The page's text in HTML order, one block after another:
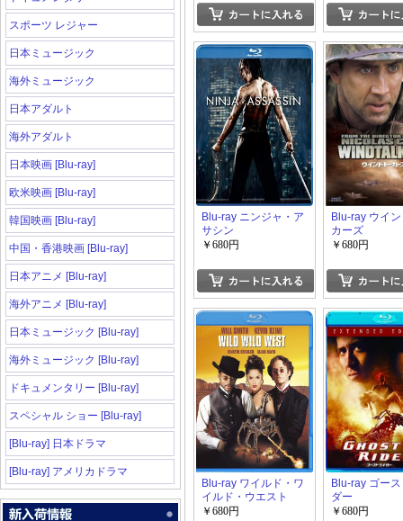
スポーツ レジャー
日本ミュージック
海外ミュージック
日本アダルト
海外アダルト
日本映画 [Blu-ray]
欧米映画 [Blu-ray]
韓国映画 [Blu-ray]
中国・香港映画 [Blu-ray]
日本アニメ [Blu-ray]
海外アニメ [Blu-ray]
日本ミュージック [Blu-ray]
海外ミュージック [Blu-ray]
ドキュメンタリー [Blu-ray]
スペシャル ショー [Blu-ray]
[Blu-ray] 日本ドラマ
[Blu-ray] アメリカドラマ
Blu-ray ニンジャ・ア
サシン
￥680円
Blu-ray ウイ
カーズ
￥680円
Blu-ray ワイルド・ワ
イルド・ウエスト
￥680円
Blu-ray ゴー
ダー
￥680円